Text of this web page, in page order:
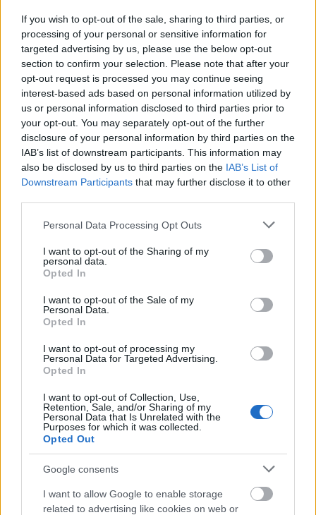
If you wish to opt-out of the sale, sharing to third parties, or
processing of your personal or sensitive information for
targeted advertising by us, please use the below opt-out
section to confirm your selection. Please note that after your
opt-out request is processed you may continue seeing
interest-based ads based on personal information utilized by
us or personal information disclosed to third parties prior to
your opt-out. You may separately opt-out of the further
disclosure of your personal information by third parties on the
IAB’s list of downstream participants. This information may
also be disclosed by us to third parties on the IAB’s List of
Downstream Participants that may further disclose it to other
Please note that this website/app uses one or more Google
not limited to your visit or usage behaviour. You may click to
grant or deny consent to Google and its third-party tags to
use your data for below specified purposes in below Google
consent section.
Personal Data Processing Opt Outs
I want to opt-out of the Sharing of my
personal data.
Opted In
I want to opt-out of the Sale of my
Personal Data.
Opted In
I want to opt-out of processing my
Personal Data for Targeted Advertising.
Opted In
I want to opt-out of Collection, Use,
Retention, Sale, and/or Sharing of my
Personal Data that Is Unrelated with the
Purposes for which it was collected.
Opted Out
Google consents
I want to allow Google to enable storage
related to advertising like cookies on web or
Januártól a tetőtérbeépítésre is igénybe vehető a
csok
2020.10.28
Országos hírek
Három gyermeknél 10 millió forintot vehetnek igénybe a
családok vissza nem fizetendő támogatásként.
Augusztus végén érkeznek a szeptemberi
2019.08.07